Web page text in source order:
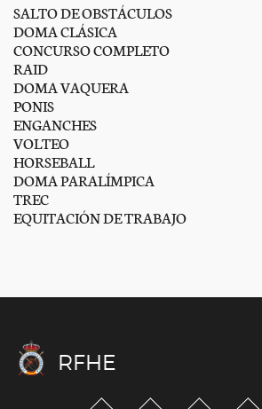
SALTO DE OBSTÁCULOS
DOMA CLÁSICA
CONCURSO COMPLETO
RAID
DOMA VAQUERA
PONIS
ENGANCHES
VOLTEO
HORSEBALL
DOMA PARALÍMPICA
TREC
EQUITACIÓN DE TRABAJO
RFHE